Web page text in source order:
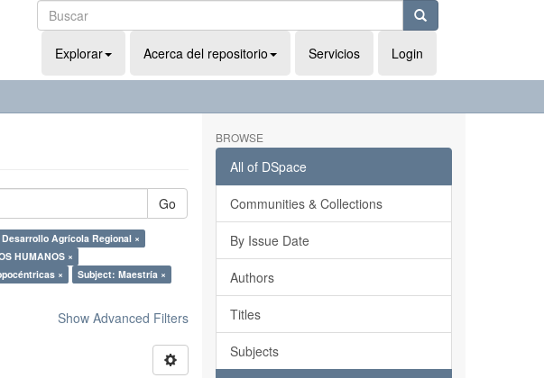
Explorar Acerca del repositorio Servicios Login
Go
Agrícola Regional ×
HUMANOS ×
×
Subject: Maestría ×
Show Advanced Filters
BROWSE
All of DSpace
Communities & Collections
By Issue Date
Authors
Titles
Subjects